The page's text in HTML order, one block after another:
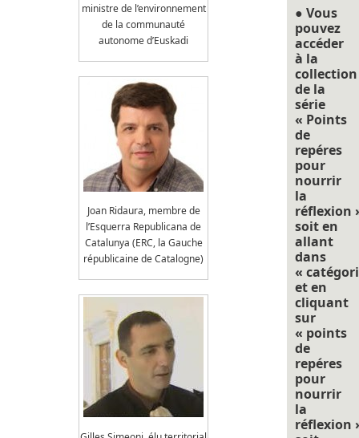
ministre de l’environnement
de la communauté
autonome d’Euskadi
Joan Ridaura, membre de
l’Esquerra Republicana de
Catalunya (ERC, la Gauche
républicaine de Catalogne)
● Vous
pouvez
accéder
à la
collection
de la
série
« Points
de
repéres
pour
nourrir
la
réflexion
soit en
allant
dans
«
et en
cliquant
sur
« points
de
repéres
pour
nourrir
la
réflexion